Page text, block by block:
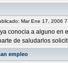
Mar Ene 17, 2006
conocia a alguno en
de saludarlos solicit
empleo